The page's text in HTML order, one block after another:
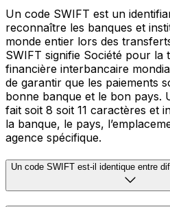
Un code SWIFT est un
reconnaître les banques et
monde entier lors des
SWIFT signifie Société pour la
financière interbancaire
de garantir que les paiements
bonne banque et le bon pays.
fait soit 8 soit 11 caractères et
la banque, le pays,
agence spécifique.
Un code SWIFT est-il identique entre